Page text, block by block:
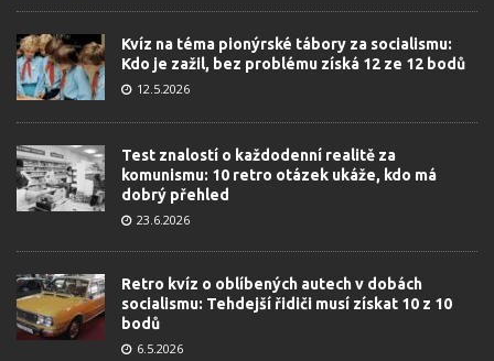
Kvíz na téma pionýrské tábory za socialismu:
Kdo je zažil, bez problému získá 12 ze 12 bodů
12.5.2026
Test znalostí o každodenní realitě za
komunismu: 10 retro otázek ukáže, kdo má
dobrý přehled
23.6.2026
Retro kvíz o oblíbených autech v dobách
socialismu: Tehdejší řidiči musí získat 10 z 10
bodů
6.5.2026